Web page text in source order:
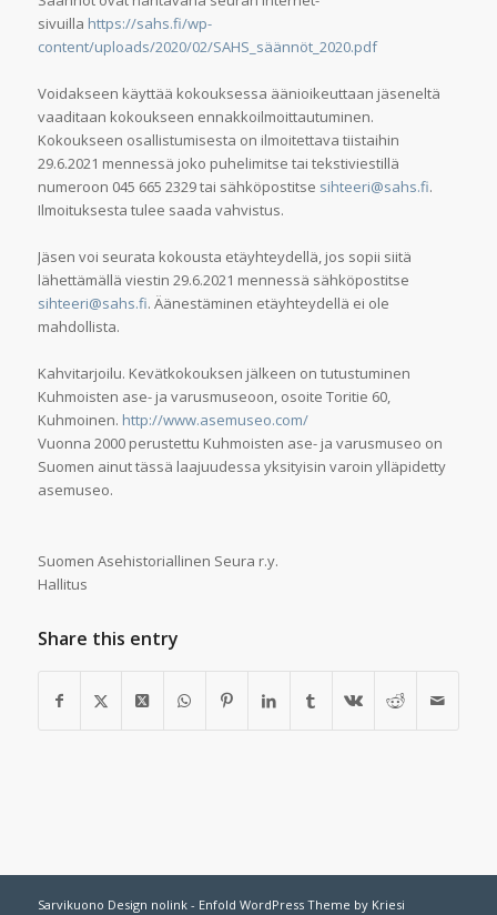
sivuilla https://sahs.fi/wp-
content/uploads/2020/02/SAHS_säännöt_2020.pdf
Voidakseen käyttää kokouksessa äänioikeuttaan jäseneltä
vaaditaan kokoukseen ennakkoilmoittautuminen.
Kokoukseen osallistumisesta on ilmoitettava tiistaihin
29.6.2021 mennessä joko puhelimitse tai tekstiviestillä
numeroon 045 665 2329 tai sähköpostitse sihteeri@sahs.fi.
Ilmoituksesta tulee saada vahvistus.
Jäsen voi seurata kokousta etäyhteydellä, jos sopii siitä
lähettämällä viestin 29.6.2021 mennessä sähköpostitse
sihteeri@sahs.fi. Äänestäminen etäyhteydellä ei ole
mahdollista.
Kahvitarjoilu. Kevätkokouksen jälkeen on tutustuminen
Kuhmoisten ase- ja varusmuseoon, osoite Toritie 60,
Kuhmoinen. http://www.asemuseo.com/
Vuonna 2000 perustettu Kuhmoisten ase- ja varusmuseo on
Suomen ainut tässä laajuudessa yksityisin varoin ylläpidetty
asemuseo.
Suomen Asehistoriallinen Seura r.y.
Hallitus
Share this entry
Sarvikuono Design nolink - Enfold WordPress Theme by Kriesi